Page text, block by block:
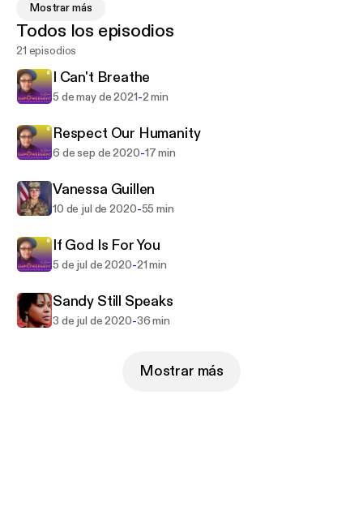
news from a modern standpoint. I am my brothers
keeper and I desire to leave no man/woman behind!
Support this podcast:
m/pod/show/renee-jacobs/support
Mostrar más
Todos los episodios
21 episodios
I Can't Breathe
5 de may de 2021-2 min
Respect Our Humanity
6 de sep de 2020-17 min
Vanessa Guillen
10 de jul de 2020-55 min
If God Is For You
5 de jul de 2020-21 min
Sandy Still Speaks
3 de jul de 2020-36 min
Mostrar más